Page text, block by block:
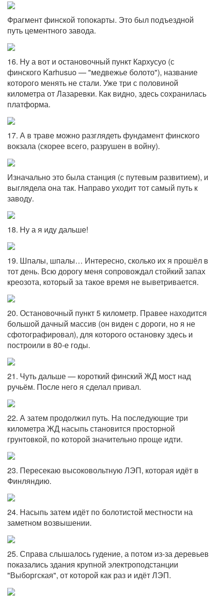
Фрагмент финской топокарты. Это был подъездной
путь цементного завода.
16. Ну а вот и остановочный пункт Кархусуо (с
финского Karhusuo — "медвежье болото"), название
которого менять не стали. Уже три с половиной
километра от Лазаревки. Как видно, здесь сохранилась
платформа.
17. А в траве можно разглядеть фундамент финского
вокзала (скорее всего, разрушен в войну).
Изначально это была станция (с путевым развитием), и
выглядела она так. Направо уходит тот самый путь к
заводу.
18. Ну а я иду дальше!
19. Шпалы, шпалы… Интересно, сколько их я прошёл в
тот день. Всю дорогу меня сопровождал стойкий запах
креозота, который за такое время не выветривается.
20. Остановочный пункт 5 километр. Правее находится
большой дачный массив (он виден с дороги, но я не
сфотографировал), для которого остановку здесь и
построили в 80-е годы.
21. Чуть дальше — короткий финский ЖД мост над
ручьём. После него я сделал привал.
22. А затем продолжил путь. На последующие три
километра ЖД насыпь становится просторной
грунтовкой, по которой значительно проще идти.
23. Пересекаю высоковольтную ЛЭП, которая идёт в
Финляндию.
24. Насыпь затем идёт по болотистой местности на
заметном возвышении.
25. Справа слышалось гудение, а потом из-за деревьев
показались здания крупной электроподстанции
"Выборгская", от которой как раз и идёт ЛЭП.